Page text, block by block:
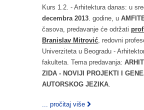
Kurs 1.2. - Arhitektura danas: u
decembra 2013. godine, u
časova, predavanje će održati
Branislav Mitrović, redovni
Univerziteta u Beogradu -
fakulteta. Tema predavanja:
ZIDA - NOVIJI PROJEKTI I
AUTORSKOG JEZIKA.
... pročitaj više